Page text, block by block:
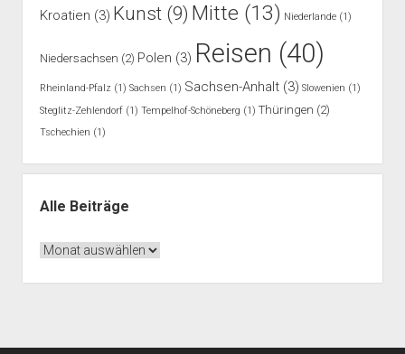
Kroatien (3) Kunst(9) Mitte (13) Niederlande(1)
Niedersachsen (2) Polen (3) Reisen (40)
Rheinland-Pfalz(1) Sachsen (1) Sachsen-Anhalt(3) Slowenien (1)
Steglitz-Zehlendorf (1) Tempelhof-Schöneberg (1) Thüringen (2)
Tschechien (1)
Alle Beiträge
Alle